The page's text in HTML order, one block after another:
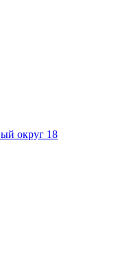
округ 18